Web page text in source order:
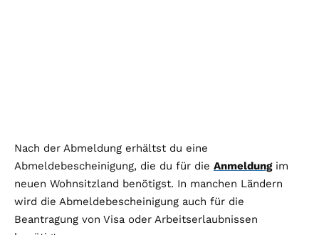
Nach der Abmeldung erhältst du eine
Abmeldebescheinigung, die du für die Anmeldungim
neuen Wohnsitzland benötigst. In manchen Ländern
wird die Abmeldebescheinigung auch für die
Beantragung von Visa oder Arbeitserlaubnissen